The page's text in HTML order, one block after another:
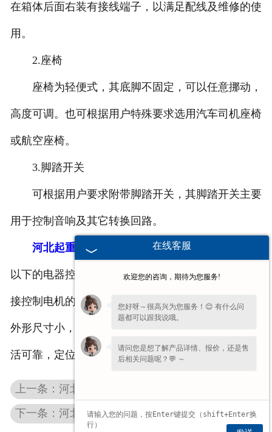
在箱体后面右装有接线端子，以满足配线及维修的使
用。
2.座椅
座椅为轻便式，其底脚不固定，可以任意挪动，
高度可调。也可根据用户特殊要求选用汽车司机座椅
或航空座椅。
3.脚踏开关
可根据用户要求附带脚踏开关，其脚踏开关主要
用于控制音响及其它转换回路。
河北起重联动台 主要用于交流50HZ,电压380V及
以下的电器控制之用，可广泛用于中小型起重机来直
接控制电机的起动，调速，制动和转向。该产品具有
外形尺寸小，整体结构严密，操作力小，手柄操作灵
活可靠，定位明显准确，档位手感强等特点。
上一条：河北变频制动电阻柜
下一条：河北塔机专用联动台
在线客服
欢迎您的咨询，期待为您服务!
您好呀～很高兴为您服务！😊 有什么问
题都可以跟我说哦。
请问您是想了解产品详情、报价，还是售
后相关问题呢？💬 ～